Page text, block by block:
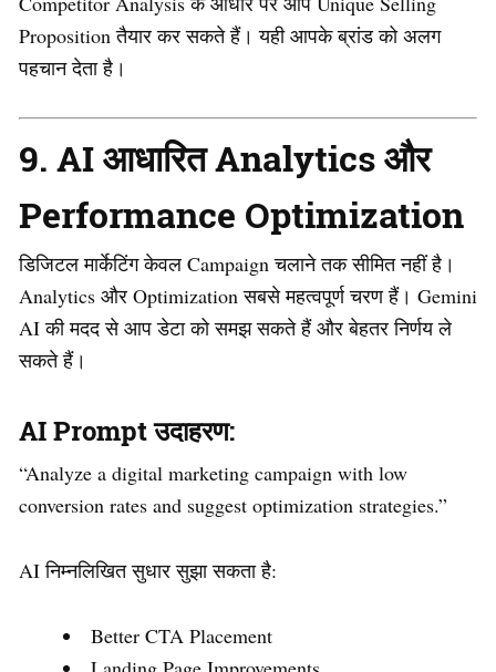
Proposition तैयार कर सकते हैं। यही आपके ब्रांड को अलग
पहचान देता है।
9. AI आधारित Analytics और
Performance Optimization
डिजिटल मार्केटिंग केवल Campaign चलाने तक सीमित नहीं है।
Analytics और Optimization सबसे महत्वपूर्ण चरण हैं। Gemini
AI की मदद से आप डेटा को समझ सकते हैं और बेहतर निर्णय ले
सकते हैं।
AI Prompt उदाहरण:
“Analyze a digital marketing campaign with low
conversion rates and suggest optimization strategies.”
AI निम्नलिखित सुधार सुझा सकता है:
Better CTA Placement